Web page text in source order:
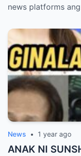
news platforms
News • 1 year ago
ANAK NI